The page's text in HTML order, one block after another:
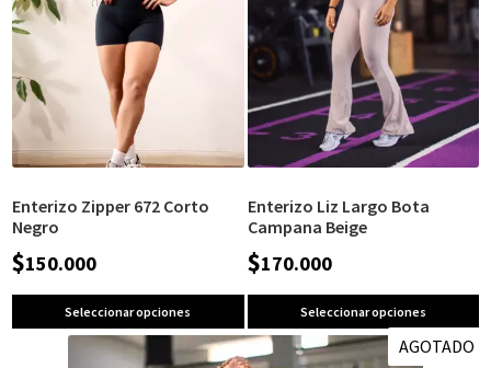
Enterizo Zipper 672 Corto
Negro
$150.000
Seleccionar opciones
Enterizo Liz Largo Bota
Campana Beige
$170.000
Seleccionar opciones
AGOTADO